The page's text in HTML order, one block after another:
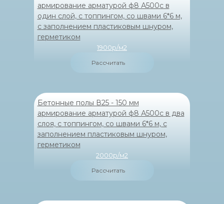
армирование арматурой ф8 А500с в
один слой, с топпингом, со швами 6*6 м,
с заполнением пластиковым шнуром,
герметиком
1900р/м2
Рассчитать
Бетонные полы В25 - 150 мм
армирование арматурой ф8 А500с в два
слоя, с топпингом, со швами 6*6 м, с
заполнением пластиковым шнуром,
герметиком
2000р/м2
Рассчитать